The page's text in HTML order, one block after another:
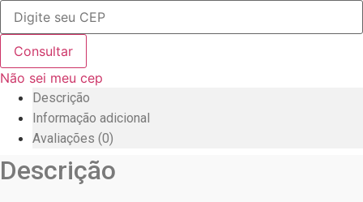
Consultar
Não sei meu cep
Descrição
Informação adicional
Avaliações (0)
Descrição